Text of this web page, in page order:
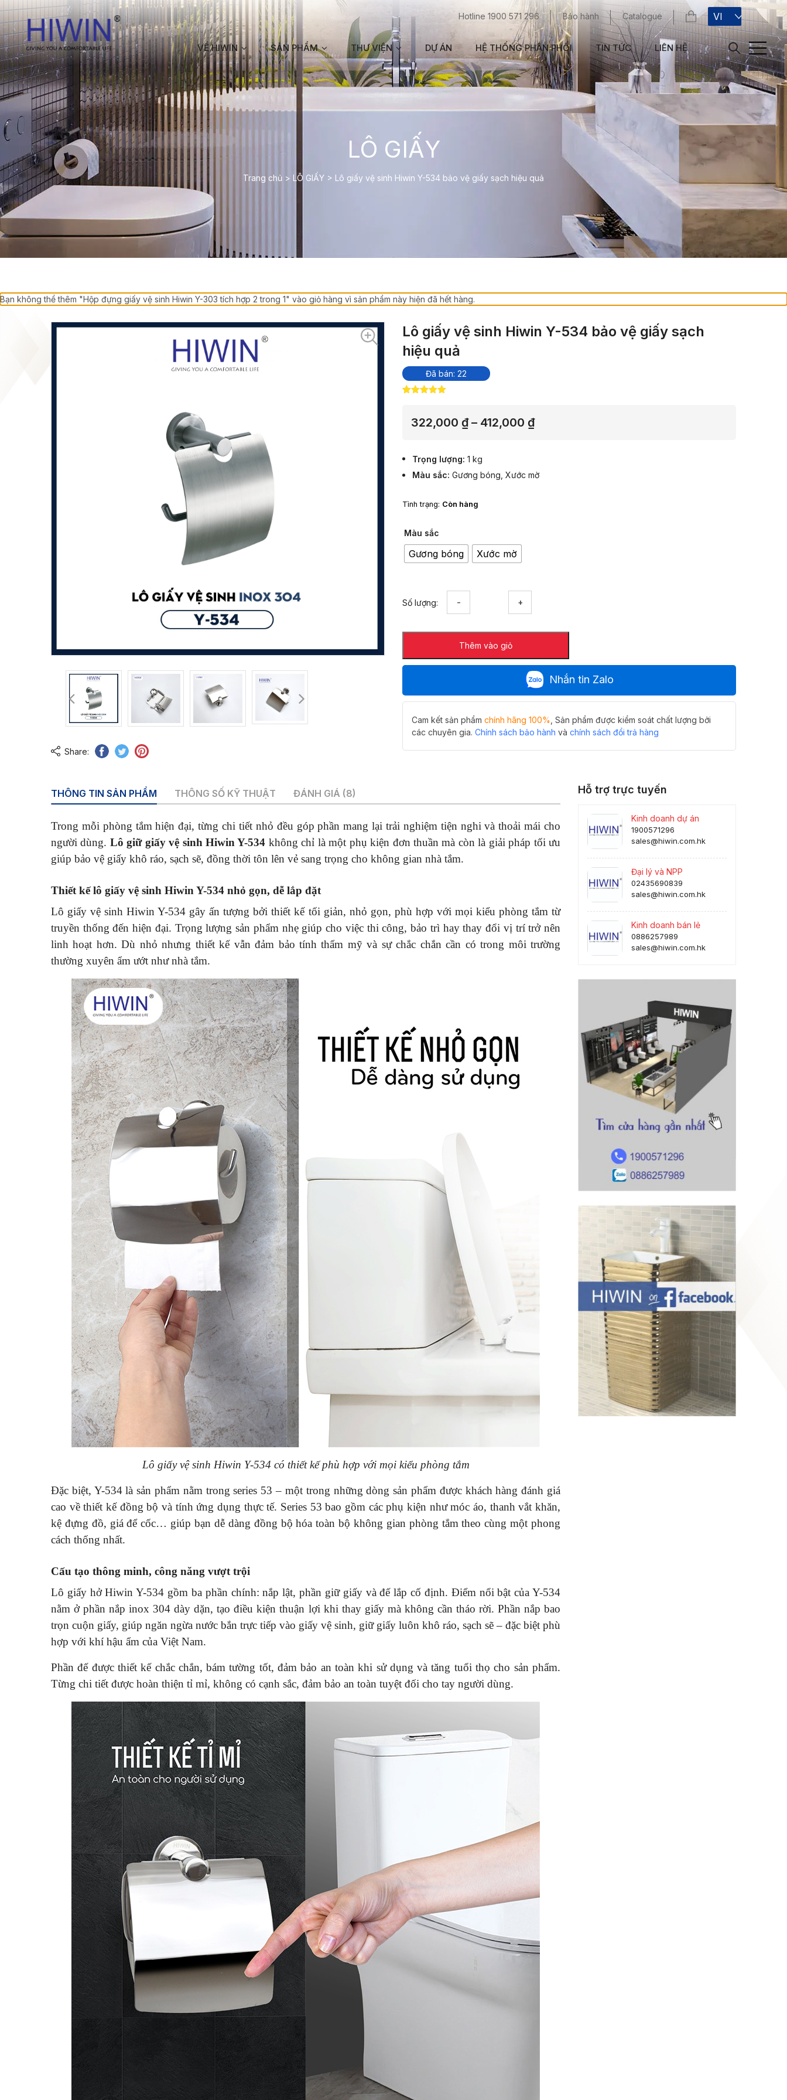
Hotline 1900 571 296 Bảo hành Catalogue VI
VỀ HIWIN SẢN PHẨM THƯ VIỆN DỰ ÁN HỆ THỐNG PHÂN PHỐI TIN TỨC LIÊN HỆ
LÔ GIẤY
Trang chủ > LÔ GIẤY > Lô giấy vệ sinh Hiwin Y-534 bảo vệ giấy sạch hiệu quả
Bạn không thể thêm "Hộp đựng giấy vệ sinh Hiwin Y-303 tích hợp 2 trong 1" vào giỏ hàng vì sản phẩm này hiện đã hết hàng.
Share:
Lô giấy vệ sinh Hiwin Y-534 bảo vệ giấy sạch
hiệu quả
Đã bán: 22
đánh giá
322,000 ₫ – 412,000 ₫Khoảng
322,000 ₫
Trọng lượng 1 kg
Màu sắc Gương bóng Xước mờ
Tình trạng: Còn hàng
Màu sắc
Gương bóng Xước mờ
Số lượng:
sinh
Hiwin
Y-
vệ
sạch
hiệu
Thêm vào giỏ
Nhắn tin Zalo
Cam kết sản phẩm chính hãng 100% , Sản phẩm được kiểm soát chất lượng bởi
các chuyên gia. Chính sách bảo hành và chính sách đổi trả hàng
THÔNG TIN SẢN PHẨM THÔNG SỐ KỸ THUẬT ĐÁNH GIÁ (8)
Trong mỗi phòng tắm hiện đại, từng chi tiết nhỏ đều góp phần mang lại trải nghiệm tiện nghi và thoải mái cho
người dùng. Lô giữ giấy vệ sinh Hiwin Y-534 không chỉ là một phụ kiện đơn thuần mà còn là giải pháp tối ưu
giúp bảo vệ giấy khô ráo, sạch sẽ, đồng thời tôn lên vẻ sang trọng cho không gian nhà tắm.
Thiết kế lô giấy vệ sinh Hiwin Y-534 nhỏ gọn, dễ lắp đặt
Lô giấy vệ sinh Hiwin Y-534 gây ấn tượng bởi thiết kế tối giản, nhỏ gọn, phù hợp với mọi kiểu phòng tắm từ
truyền thống đến hiện đại. Trọng lượng sản phẩm nhẹ giúp cho việc thi công, bảo trì hay thay đổi vị trí trở nên
linh hoạt hơn. Dù nhỏ nhưng thiết kế vẫn đảm bảo tính thẩm mỹ và sự chắc chắn cần có trong môi trường
thường xuyên ẩm ướt như nhà tắm.
Lô giấy vệ sinh Hiwin Y-534 có thiết kế phù hợp với mọi kiểu phòng tắm
Đặc biệt, Y-534 là sản phẩm nằm trong series 53 – một trong những dòng sản phẩm được khách hàng đánh giá
cao về thiết kế đồng bộ và tính ứng dụng thực tế. Series 53 bao gồm các phụ kiện như móc áo, thanh vắt khăn,
kệ đựng đồ, giá để cốc… giúp bạn dễ dàng đồng bộ hóa toàn bộ không gian phòng tắm theo cùng một phong
cách thống nhất.
Cấu tạo thông minh, công năng vượt trội
Lô giấy hở Hiwin Y-534 gồm ba phần chính: nắp lật, phần giữ giấy và đế lắp cố định. Điểm nổi bật của Y-534
nằm ở phần nắp inox 304 dày dặn, tạo điều kiện thuận lợi khi thay giấy mà không cần tháo rời. Phần nắp bao
trọn cuộn giấy, giúp ngăn ngừa nước bắn trực tiếp vào giấy vệ sinh, giữ giấy luôn khô ráo, sạch sẽ – đặc biệt phù
hợp với khí hậu ẩm của Việt Nam.
Phần đế được thiết kế chắc chắn, bám tường tốt, đảm bảo an toàn khi sử dụng và tăng tuổi thọ cho sản phẩm.
Từng chi tiết được hoàn thiện tỉ mỉ, không có cạnh sắc, đảm bảo an toàn tuyệt đối cho tay người dùng.
Hỗ trợ trực tuyến
Kinh doanh dự án
1900571296
sales@hiwin.com.hk
Đại lý và NPP
02435690839
sales@hiwin.com.hk
Kinh doanh bán lẻ
0886257989
sales@hiwin.com.hk